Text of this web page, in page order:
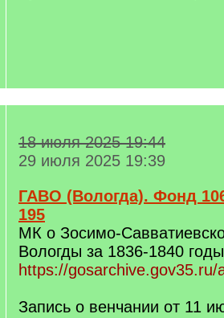
18 июля 2025 19:44
29 июля 2025 19:39
ГАВО (Вологда). Фонд
195
МК о Зосимо-
Вологды за 1836-1840 годы
https://
Запись о венчании от 11